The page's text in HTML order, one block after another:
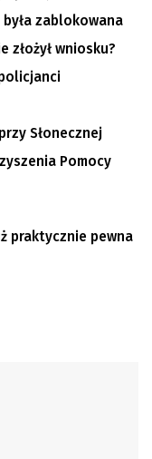
była zablokowana
złożył wniosku?
Słonecznej
Pomocy
praktycznie pewna